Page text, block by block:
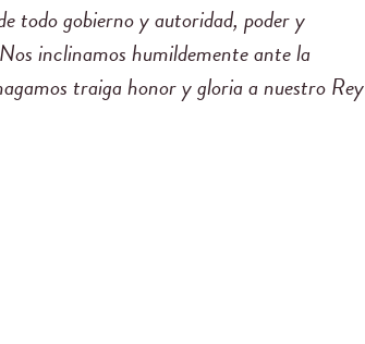
todo gobierno y autoridad, poder y
inclinamos humildemente ante la
traiga honor y gloria a nuestro Rey